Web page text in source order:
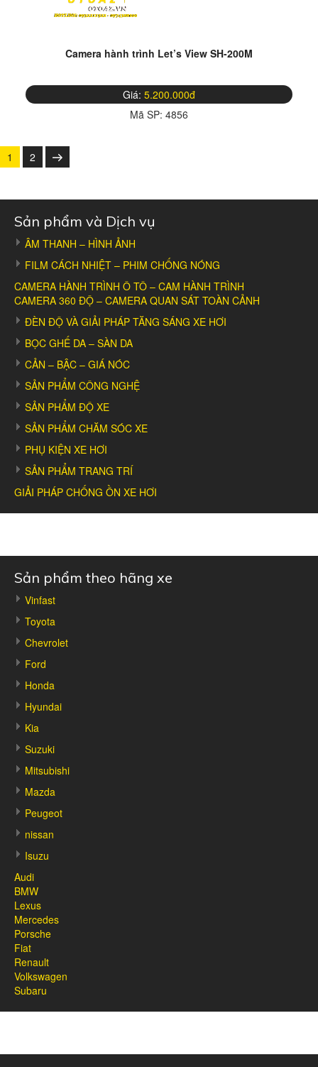
Camera hành trình Let’s View SH-200M
Giá: 5.200.000đ
Mã SP: 4856
Posts
Trang
1 Trang
2
Trang
tiếp
Sản phẩm và Dịch vụ
ÂM THANH – HÌNH ẢNH
FILM CÁCH NHIỆT – PHIM CHỐNG NÓNG
CAMERA HÀNH TRÌNH Ô TÔ – CAM HÀNH TRÌNH
CAMERA 360 ĐỘ – CAMERA QUAN SÁT TOÀN CẢNH
ĐÈN ĐỘ VÀ GIẢI PHÁP TĂNG SÁNG XE HƠI
BỌC GHẾ DA – SÀN DA
CẢN – BẬC – GIÁ NÓC
SẢN PHẨM CÔNG NGHỆ
SẢN PHẨM ĐỘ XE
SẢN PHẨM CHĂM SÓC XE
PHỤ KIỆN XE HƠI
SẢN PHẨM TRANG TRÍ
GIẢI PHÁP CHỐNG ỒN XE HƠI
Sản phẩm theo hãng xe
Vinfast
Toyota
Chevrolet
Ford
Honda
Hyundai
Kia
Suzuki
Mitsubishi
Mazda
Peugeot
nissan
Isuzu
Audi
BMW
Lexus
Mercedes
Porsche
Fiat
Renault
Volkswagen
Subaru